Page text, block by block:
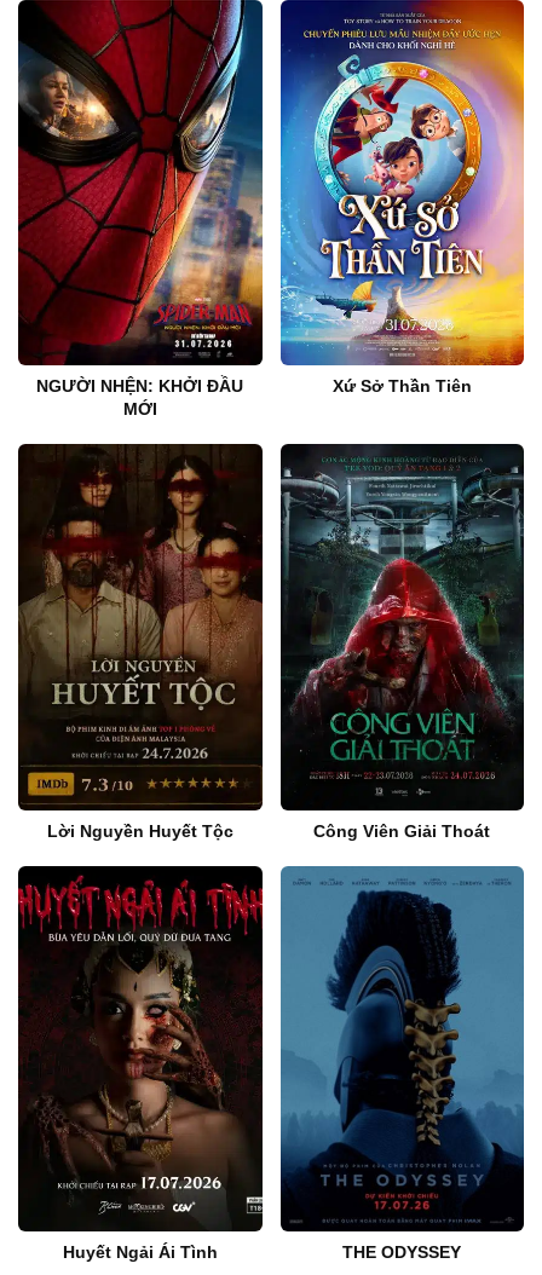
NGƯỜI NHỆN: KHỞI ĐẦU
MỚI
Xứ Sở Thần Tiên
Lời Nguyền Huyết Tộc Công Viên Giải Thoát
Huyết Ngải Ái Tình THE ODYSSEY